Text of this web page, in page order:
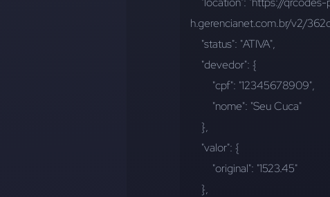
h.gerencianet.com.br/v2/
    "status": "ATIVA",
    "devedor": {
        "cpf": "12345678909",
        "nome": "Seu Cuca"
    },
    "valor": {
        "original": "1523.45"
    },